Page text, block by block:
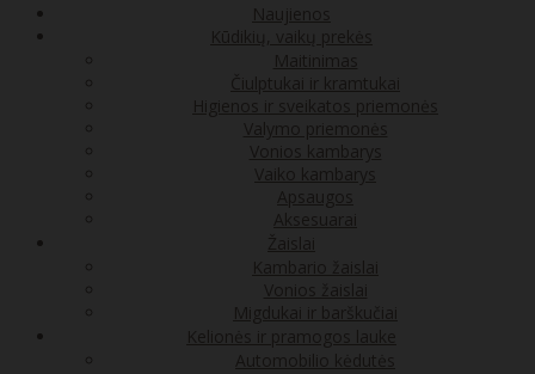
Naujienos
Kūdikių, vaikų prekės
Maitinimas
Čiulptukai ir kramtukai
Higienos ir sveikatos priemonės
Valymo priemonės
Vonios kambarys
Vaiko kambarys
Apsaugos
Aksesuarai
Žaislai
Kambario žaislai
Vonios žaislai
Migdukai ir barškučiai
Kelionės ir pramogos lauke
Automobilio kėdutės